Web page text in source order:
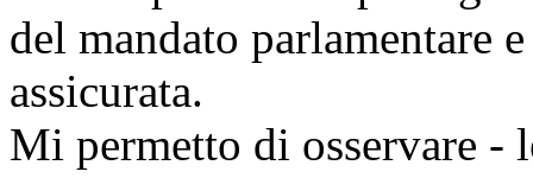
del mandato parlamentare
assicurata.
Mi permetto di osservare -